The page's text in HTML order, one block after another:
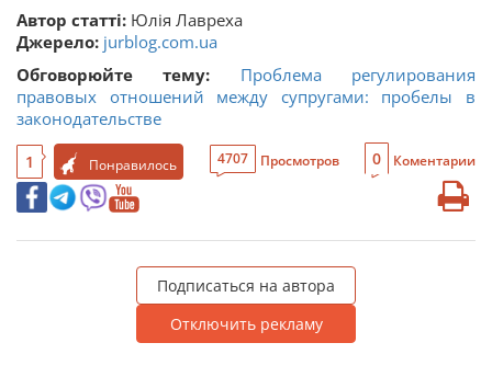
Автор статті: Юлія Лавреха
Джерело: jurblog.com.ua
Обговорюйте тему: Проблема регулирования
правовых отношений между супругами: пробелы в
законодательстве
1 Понравилось 4707 Просмотров 0 Коментарии
Подписаться на автора
Отключить рекламу